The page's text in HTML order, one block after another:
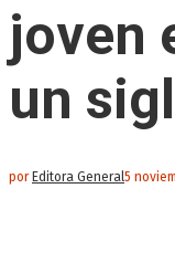
joven
un
porEditora General5